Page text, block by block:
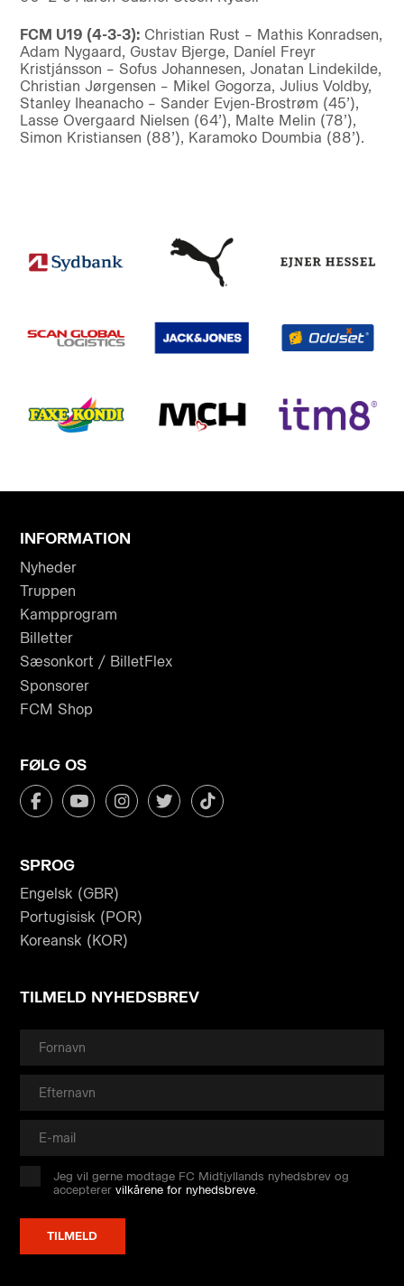
FCM U19 (4-3-3):Christian Rust – Mathis Konradsen,
Adam Nygaard, Gustav Bjerge, Daníel Freyr
Kristjánsson – Sofus Johannesen, Jonatan Lindekilde,
Christian Jørgensen – Mikel Gogorza, Julius Voldby,
Stanley Iheanacho – Sander Evjen-Brostrøm (45’),
Lasse Overgaard Nielsen (64’), Malte Melin (78’),
Simon Kristiansen (88’), Karamoko Doumbia (88’).
INFORMATION
Nyheder
Truppen
Kampprogram
Billetter
Sæsonkort / BilletFlex
Sponsorer
FCM Shop
FØLG OS
SPROG
Engelsk (GBR)
Portugisisk (POR)
Koreansk (KOR)
TILMELD NYHEDSBREV
Jeg vil gerne modtage FC Midtjyllands nyhedsbrev og
accepterervilkårene for nyhedsbreve